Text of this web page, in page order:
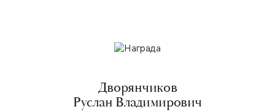
Дворянчиков
Руслан Владимирович